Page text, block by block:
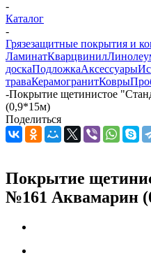
-
Каталог
-
Грязезащитные покрытия и
ЛаминатКварцвинил
доскаПодложкаАксессуары
траваКерамогранитКовры
-Покрытие щетинистое
(0,9*15м)
Поделиться
Покрытие
№161 Аквамарин